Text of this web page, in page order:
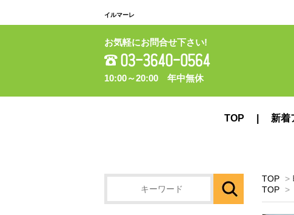
イルマーレ
お気軽にお問合せ下さい!
10:00～20:00 年中無休
TOP 新着
TOP >
TOP >